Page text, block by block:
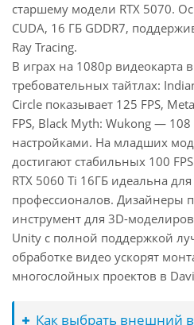
старшему модели RTX 5070.
CUDA, 16 ГБ GDDR7,
Ray Tracing.
В играх на 1080p видеокарта
требовательных тайтлах:
Circle показывает 125 FPS,
FPS, Black Myth: Wukong —
настройками. На младших
достигают стабильных 100
RTX 5060 Ti 16ГБ идеальна
профессионалов. Дизайнеры
инструмент для 3D-
Unity с полной поддержкой
обработке видео ускорят
многослойных проектов в
Как выбрать внешний